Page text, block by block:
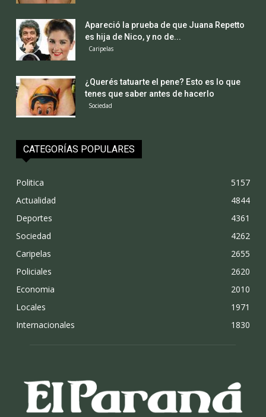
Apareció la prueba de que Juana Repetto
es hija de Nico, y no de...
Caripelas
¿Querés tatuarte el pene? Esto es lo que
tenes que saber antes de hacerlo
Sociedad
CATEGORÍAS POPULARES
Politica
5157
Actualidad
4844
Deportes
4361
Sociedad
4262
Caripelas
2655
Policiales
2620
Economia
2010
Locales
1971
Internacionales
1830